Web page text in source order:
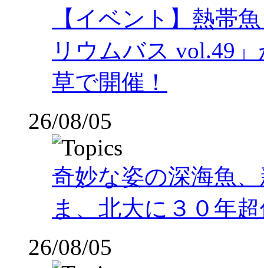
【イベント】熱帯
リウムバス vol.49
草で開催！
26/08/05
奇妙な姿の深海魚
ま、北大に３０年
26/08/05